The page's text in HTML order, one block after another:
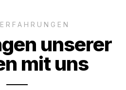
unserer
mit uns